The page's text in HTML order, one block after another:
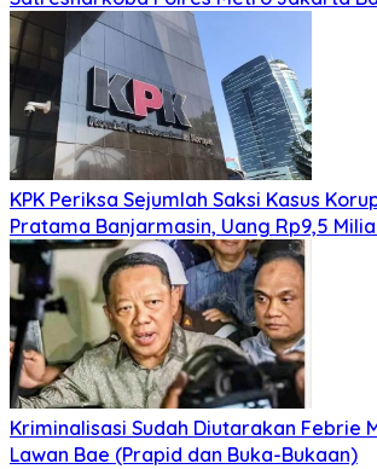
KPK Periksa Sejumlah Saksi Kasus
Pratama Banjarmasin, Uang Rp9,5
Kriminalisasi Sudah Diutarakan Febrie
Lawan Bae (Prapid dan Buka-Bukaan)